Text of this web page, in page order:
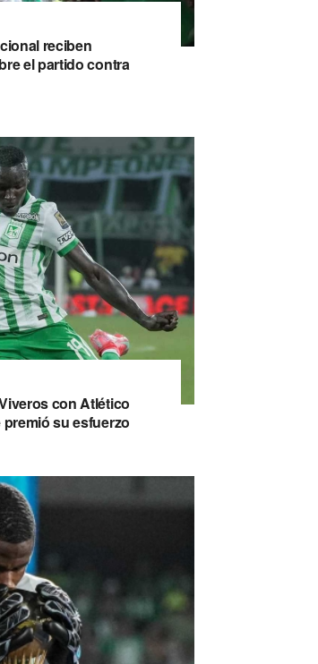
reciben
el partido contra
con Atlético
su esfuerzo